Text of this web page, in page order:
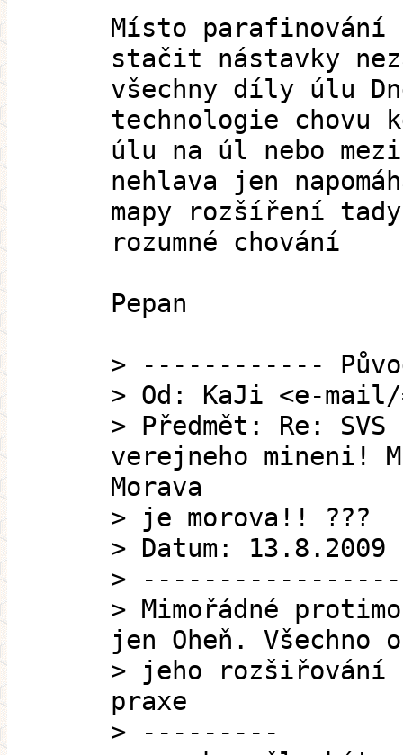
Místo parafinování
stačit nástavky
všechny díly úlu
technologie chovu
úlu na úl nebo
nehlava jen
mapy rozšíření
rozumné chování
Pepan
> ------------
> Od: KaJi <e-mail/
> Předmět: Re:
verejneho mineni!
Morava
> je morova!! ???
> Datum: 13.8.2009
>
> Mimořádné
jen Oheň.
> jeho rozšiřování
praxe
> ---------